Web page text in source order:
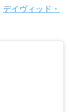
デイヴィッド・